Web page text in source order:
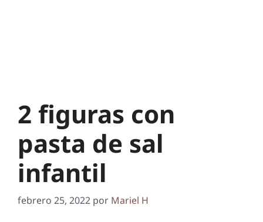
2 figuras con
pasta de sal
infantil
febrero 25, 2022 por Mariel H